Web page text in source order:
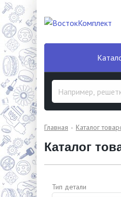
Главная Каталог
Каталог
Тип детали